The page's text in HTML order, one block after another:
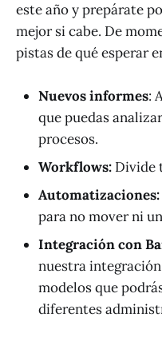
este año y prepárate
mejor si cabe. De
pistas de qué esperar
Nuevos informes:
que puedas
procesos.
Workflows: Divide
Automatizaciones:
para no mover ni
Integración con
nuestra
modelos que
diferentes